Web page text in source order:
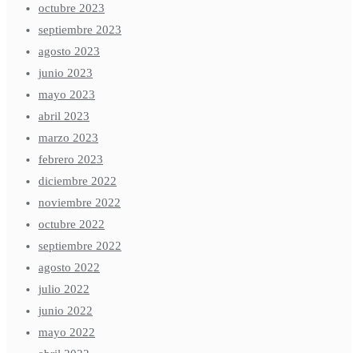
octubre 2023
septiembre 2023
agosto 2023
junio 2023
mayo 2023
abril 2023
marzo 2023
febrero 2023
diciembre 2022
noviembre 2022
octubre 2022
septiembre 2022
agosto 2022
julio 2022
junio 2022
mayo 2022